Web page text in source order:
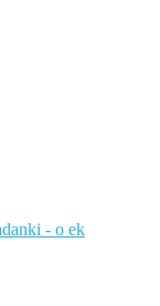
- o ek